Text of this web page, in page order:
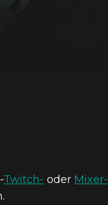
Twitch- oder Mixer-